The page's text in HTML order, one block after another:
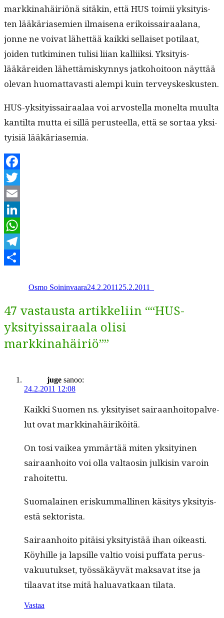
markki­nahäir­iönä sitäkin, että HUS toimii yksi­ty­is­
ten lääkäri­asemien ilmaise­na erikois­sairaalana,
jonne ne voivat lähet­tää kaik­ki sel­l­aiset poti­laat,
joiden tutkimi­nen tulisi liian kalli­ik­si. Yksi­ty­is­
lääkärei­den lähet­tämiskyn­nys jatko­hoitoon näyt­tää
ole­van huo­mat­tavasti alem­pi kuin terveyskeskusten.
HUS-yksi­tyis­sairaalaa voi arvostel­la mon­elta muul­ta
kan­til­ta mut­ta ei sil­lä perus­teel­la, että se sor­taa yksi­
ty­isiä lääkäriasemia.
Facebook
Twitter
Email
LinkedIn
WhatsApp
Telegram
Osmo Soininvaara24.2.2011 25.2.2011
47 vastausta artikkeliin ““HUS-
yksityissairaala olisi
markkinahäiriö””
juge sanoo:
24.2.2011 12:08
Kaik­ki Suomen ns. yksi­tyiset sairaan­hoitopalve­
lut ovat markkinahäiriköitä.
On tosi vaikea ymmärtää miten yksi­tyi­nen
sairaan­hoito voi olla val­taosin julk­isin varoin
rahoitettu.
Suo­ma­lainen eriskum­malli­nen käsi­tys yksi­tyis­
es­tä sektorista.
Sairaan­hoito pitäisi yksi­ty­istää ihan oikeasti.
Köy­hille ja lap­sille val­tio voisi puffa­ta perus­
vaku­u­tuk­set, työssäkäyvät mak­sa­vat itse ja
tilaa­vat itse mitä halu­a­vatkaan tilata.
Vastaa